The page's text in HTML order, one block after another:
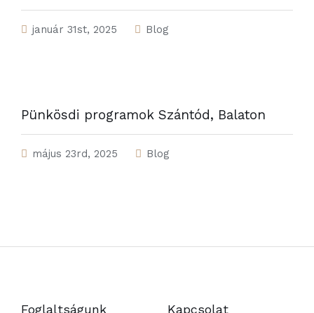
január 31st, 2025 Blog
Pünkösdi programok Szántód, Balaton
május 23rd, 2025 Blog
Foglaltságunk Kapcsolat